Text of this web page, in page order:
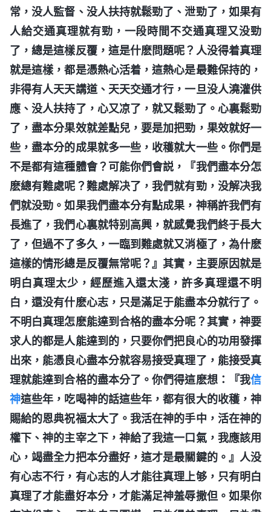
常，没人監督、没人扶持就鬆勁了、泄勁了，如果有
人給交通真理就有勁，一段時間不交通真理又没勁
了，總是這樣反覆，這是什麽問題呢？人没得着真理
就是這樣，都是憑熱心活着，這熱心是最難保持的，
非得有人天天講道、天天交通才行，一旦没人澆灌供
應、没人扶持了，心又凉了，就又鬆勁了。心裏鬆勁
了，盡本分果效就差點兒，要是加把勁，果效就好一
些，盡本分的成果就多一些，收穫就大一些。你們是
不是都有這種體會？可能你們會説，『我們盡本分怎
麽總有難處呢？難處解决了，我們就有勁，没解决我
們就没勁。如果我們盡本分有點成果，神稱許我們有
長進了，我們心裏就特别高興，就感覺我們終于長大
了，但過不了多久，一臨到難處就又消極了，為什麽
這樣的情形總是反覆無常呢？』其實，主要原因就是
明白真理太少，經歷進入還太淺，許多真理還不明
白，還没有什麽心志，只是滿足于能盡本分就行了。
不明白真理怎麽能達到合格的盡本分呢？其實，神要
求人的都是人能達到的，只要你們把良心的功用發揮
出來，能憑良心盡本分就容易接受真理了，能接受真
理就能達到合格的盡本分了。你們得這麽想：『我信
神這些年，吃喝神的話這些年，都有很大的收穫，神
賜給的恩典祝福太大了。我活在神的手中，活在神的
權下、神的主宰之下，神給了我這一口氣，我應該用
心，竭盡全力把本分盡好，這才是最關鍵的。』人没
有心志不行，有心志的人才能往真理上够，只有明白
真理了才能盡好本分，才能滿足神羞辱撒但。如果你